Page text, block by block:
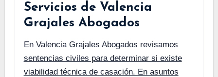
Servicios de Valencia
Grajales Abogados
En Valencia Grajales Abogados revisamos
sentencias civiles para determinar si existe
viabilidad técnica de casación. En asuntos